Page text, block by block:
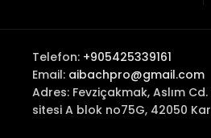
Telefon: +905425339161
Email: aibachpro@gmail.com
Adres: Fevziçakmak, Aslım
sitesi A blok no75G, 42050